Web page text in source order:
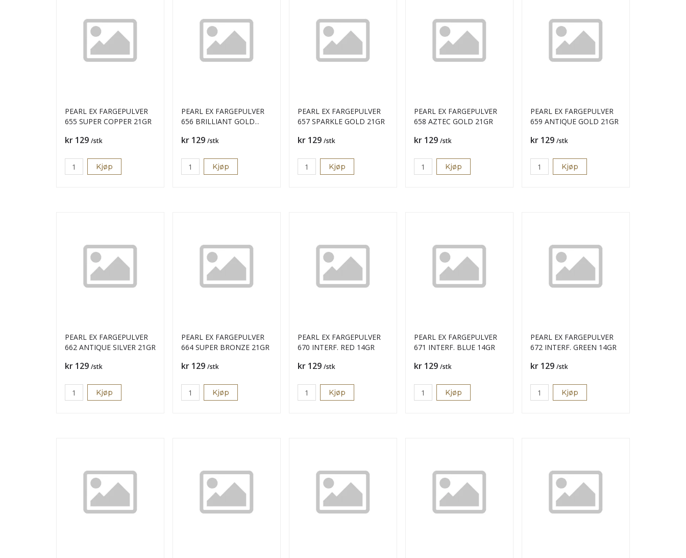
PEARL EX FARGEPULVER
655 SUPER COPPER 21GR
Pris
kr 129 /stk
Kjøp
PEARL EX FARGEPULVER
656 BRILLIANT GOLD
Pris
kr 129 /stk
Kjøp
PEARL EX FARGEPULVER
657 SPARKLE GOLD 21GR
Pris
kr 129 /stk
Kjøp
PEARL EX FARGEPULVER
658 AZTEC GOLD 21GR
Pris
kr 129 /stk
Kjøp
PEARL EX FARGEPULVER
659 ANTIQUE GOLD 21GR
Pris
kr 129 /stk
Kjøp
PEARL EX FARGEPULVER
662 ANTIQUE SILVER 21GR
Pris
kr 129 /stk
Kjøp
PEARL EX FARGEPULVER
664 SUPER BRONZE 21GR
Pris
kr 129 /stk
Kjøp
PEARL EX FARGEPULVER
670 INTERF. RED 14GR
Pris
kr 129 /stk
Kjøp
PEARL EX FARGEPULVER
671 INTERF. BLUE 14GR
Pris
kr 129 /stk
Kjøp
PEARL EX FARGEPULVER
672 INTERF. GREEN 14GR
Pris
kr 129 /stk
Kjøp